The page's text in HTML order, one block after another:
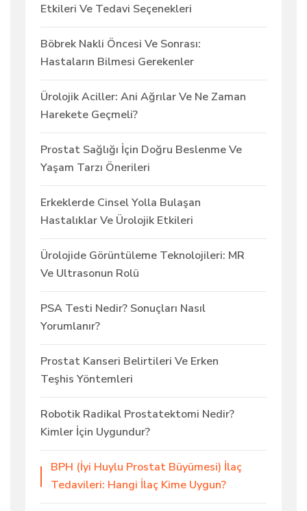
Etkileri Ve Tedavi Seçenekleri
Böbrek Nakli Öncesi Ve Sonrası:
Hastaların Bilmesi Gerekenler
Ürolojik Aciller: Ani Ağrılar Ve Ne Zaman
Harekete Geçmeli?
Prostat Sağlığı İçin Doğru Beslenme Ve
Yaşam Tarzı Önerileri
Erkeklerde Cinsel Yolla Bulaşan
Hastalıklar Ve Ürolojik Etkileri
Ürolojide Görüntüleme Teknolojileri: MR
Ve Ultrasonun Rolü
PSA Testi Nedir? Sonuçları Nasıl
Yorumlanır?
Prostat Kanseri Belirtileri Ve Erken
Teşhis Yöntemleri
Robotik Radikal Prostatektomi Nedir?
Kimler İçin Uygundur?
BPH (İyi Huylu Prostat Büyümesi) İlaç
Tedavileri: Hangi İlaç Kime Uygun?